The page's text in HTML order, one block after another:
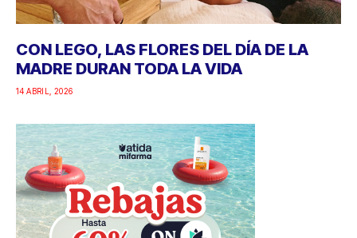
CON LEGO, LAS FLORES DEL DÍA DE LA
MADRE DURAN TODA LA VIDA
14 ABRIL, 2026